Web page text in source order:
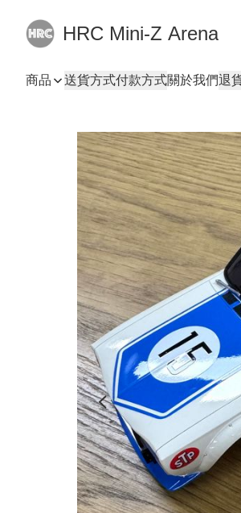
HRC Mini-Z Arena
商品 送貨方式付款方式關於我們退